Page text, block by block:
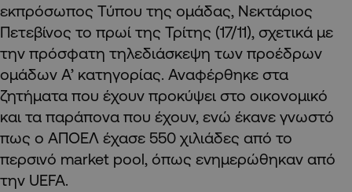
εκπρόσωπος Τύπου της ομάδας, Νεκτάριος
Πετεβίνος το πρωί της Τρίτης (17/11), σχετικά με
την πρόσφατη τηλεδιάσκεψη των προέδρων
ομάδων Α’ κατηγορίας. Αναφέρθηκε στα
ζητήματα που έχουν προκύψει στο οικονομικό
και τα παράπονα που έχουν, ενώ έκανε γνωστό
πως ο ΑΠΟΕΛ έχασε 550 χιλιάδες από το
περσινό market pool, όπως ενημερώθηκαν από
την UEFA.